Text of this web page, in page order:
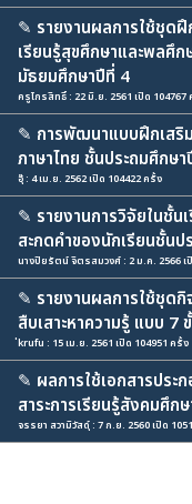
✎ รายงานผลการใช้ชุด
เรียนรู้สุขศึกษาและพลศึ
มัธยมศึกษาปีที่ 4
ครูไกรสิทธิ์ : 22 มิ.ย. 2561 เปิด 104767
✎ การพัฒนาแบบฝึกเสริ
ภาษาไทย ชั้นประถมศึกษ
อุ๊ : 4 เม.ย. 2562 เปิด 104422 ครั้ง
✎ รายงานการวิจัยในชั้น
สะกดคำของนักเรียนชั้น
นางปิยรัตน์ จิตรสมวงศ์ : 2 ม.ค. 2566 เ
✎ รายงานผลการใช้ชุด
สืบเสาะหาความรู้ แบบ 7
่krufu : 15 เม.ย. 2561 เปิด 104951 ครั้ง
✎ ผลการใช้เอกสารปร
สาระการเรียนรู้สังคมศึก
จรรยา สวามิวัสดุ์ : 7 ก.ย. 2560 เปิด